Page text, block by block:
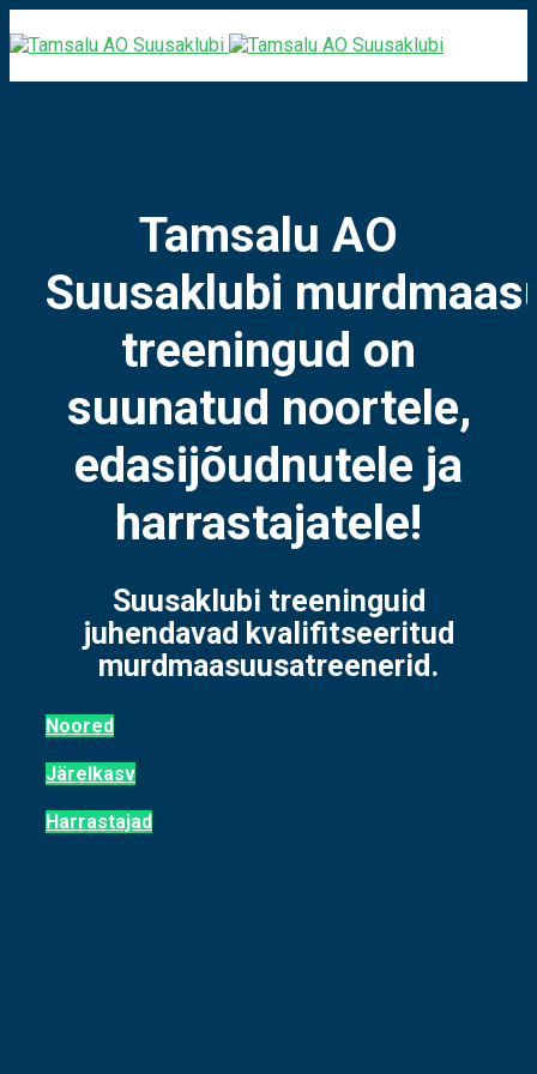
Tamsalu AO
Suusaklubi
treeningud on
suunatud noortele,
edasijõudnutele ja
harrastajatele!
Suusaklubi treeninguid
juhendavad kvalifitseeritud
murdmaasuusatreenerid.
Noored
Järelkasv
Harrastajad